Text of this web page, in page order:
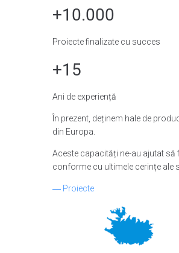
+10.000
Proiecte finalizate cu succes
+15
Ani de experiență
În prezent, deținem hale de
din Europa.
Aceste capacități ne-au ajutat să
conforme cu ultimele cerințe ale
― Proiecte